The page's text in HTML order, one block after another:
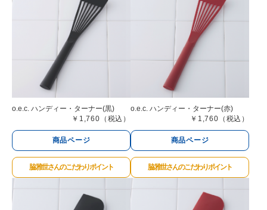
o.e.c. ハンディー・ターナー(黒)
￥1,760（税込）
商品ページ
脇 雅世さんのこだわりポイント
o.e.c. ハンディー・ターナー(赤)
￥1,760（税込）
商品ページ
脇 雅世さんのこだわりポイント